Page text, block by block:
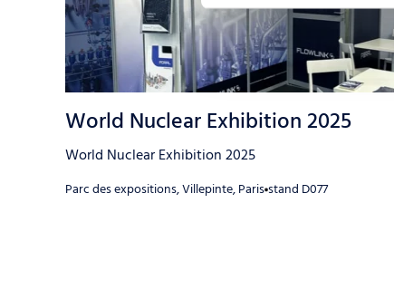
World Nuclear Exhibition 2025
World Nuclear Exhibition 2025
Parc des expositions, Villepinte, Paris stand D077